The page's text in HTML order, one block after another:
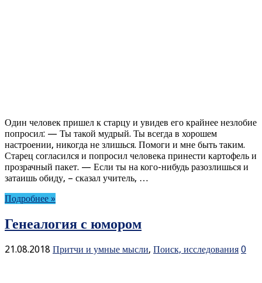
Один человек пришел к старцу и увидев его крайнее незлобие
попросил: — Ты такой мудрый. Ты всегда в хорошем
настроении, никогда не злишься. Помоги и мне быть таким.
Старец согласился и попросил человека принести картофель и
прозрачный пакет. — Если ты на кого-нибудь разозлишься и
затаишь обиду, – сказал учитель, …
Подробнее »
Генеалогия с юмором
21.08.2018 Притчи и умные мысли, Поиск, исследования 0